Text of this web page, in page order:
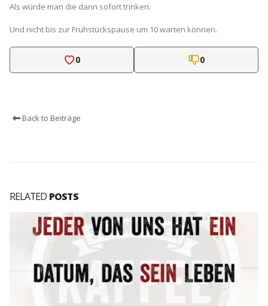
Als würde man die dann sofort trinken.
Und nicht bis zur Frühstückspause um 10 warten können.
0 0
Back to Beiträge
RELATED POSTS